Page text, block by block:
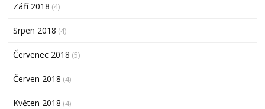
Září 2018 (4)
Srpen 2018 (4)
Červenec 2018 (5)
Červen 2018 (4)
Květen 2018 (4)